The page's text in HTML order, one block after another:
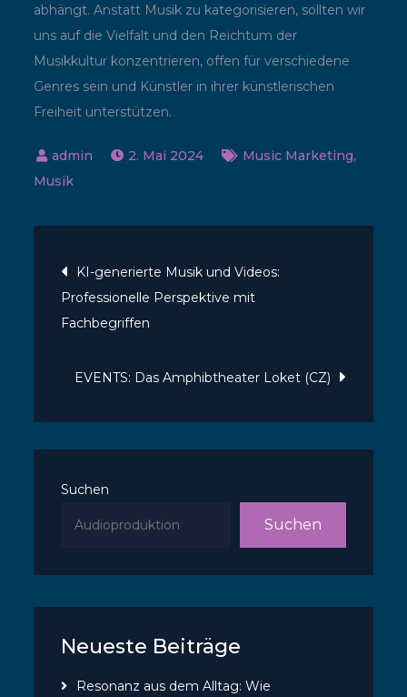
abhängt. Anstatt Musik zu kategorisieren, sollten wir
uns auf die Vielfalt und den Reichtum der
Musikkultur konzentrieren, offen für verschiedene
Genres sein und Künstler in ihrer künstlerischen
Freiheit unterstützen.
2. Mai 2024 Music Marketing,
Musik
KI-generierte Musik und Videos:
Professionelle Perspektive mit
Fachbegriffen
EVENTS: Das Amphibtheater Loket (CZ)
Suchen
Suchen
Neueste Beiträge
Resonanz aus dem Alltag: Wie